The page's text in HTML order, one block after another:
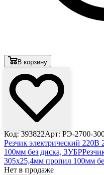
В корзину
Код: 393822Арт: РЭ-2700-
Резчик электрический
100мм без диска, ЗУБР
305х25,4мм пропил 100мм
Нет в продаже